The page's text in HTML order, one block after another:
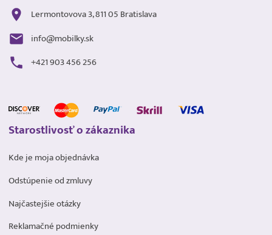
Lermontovova 3, 811 05 Bratislava
info@mobilky.sk
+421 903 456 256
Starostlivosť o zákaznika
Kde je moja objednávka
Odstúpenie od zmluvy
Najčastejšie otázky
Reklamačné podmienky